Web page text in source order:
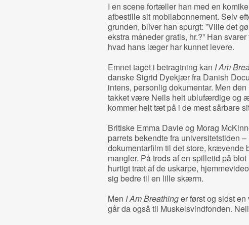
I en scene fortæller han med en
afbestille sit mobilabonnement. Selv
grunden, bliver han spurgt: ”Ville det
ekstra måneder gratis, hr.?” Han
hvad hans læger har kunnet levere.
Emnet taget i betragtning kan I Am
danske Sigrid Dyekjær fra Danish
intens, personlig dokumentar. Men
takket være Neils helt ublufærdige og
kommer helt tæt på i de mest sårbare
Britiske Emma Davie og Morag
parrets bekendte fra universitetstiden
dokumentarfilm til det store, krævende
mangler. På trods af en spilletid på
hurtigt træt af de uskarpe,
sig bedre til en lille skærm.
Men I Am Breathinger først og sidst
går da også til Muskelsvindfonden.